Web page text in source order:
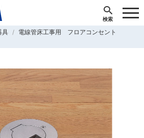
具
電線管床工事用 フロアコンセント